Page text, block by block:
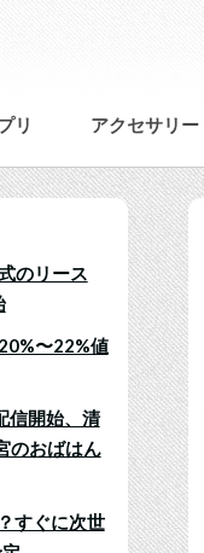
リ アクセサリー
のリース
〜22%値
信開始、清
のおばはん
すぐに次世